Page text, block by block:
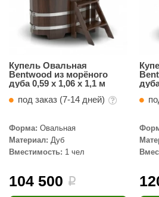
Купель Овальная
Bentwood из морёного
дуба 0,59 х 1,06 х 1,1 м
под заказ (7-14 дней)
Форма: Овальная
Материал: Дуб
Вместимость: 1 чел
104 500 i